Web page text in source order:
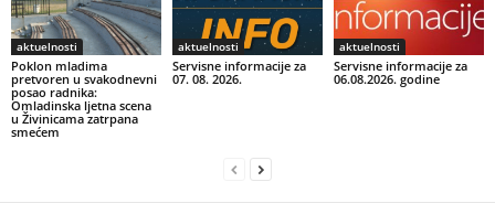
aktuelnosti
Poklon mladima
pretvoren u svakodnevni
posao radnika:
Omladinska ljetna scena
u Živinicama zatrpana
smećem
aktuelnosti
Servisne informacije za
07. 08. 2026.
aktuelnosti
Servisne informacije za
06.08.2026. godine